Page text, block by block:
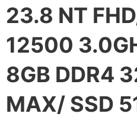
23.8 NT
12500
8GB DDR4
MAX/ SSD